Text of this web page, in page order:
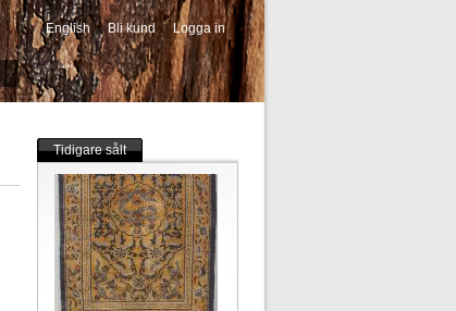
English Bli kund Logga in
-->
Tidigare sålt